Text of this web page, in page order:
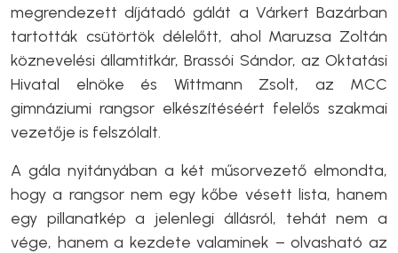
megrendezett díjátadó gálát a Várkert Bazárban
tartották csütörtök délelőtt, ahol Maruzsa Zoltán
köznevelési államtitkár, Brassói Sándor, az Oktatási
Hivatal elnöke és Wittmann Zsolt, az MCC
gimnáziumi rangsor elkészítéséért felelős szakmai
vezetője is felszólalt.
A gála nyitányában a két műsorvezető elmondta,
hogy a rangsor nem egy kőbe vésett lista, hanem
egy pillanatkép a jelenlegi állásról, tehát nem a
vége, hanem a kezdete valaminek – olvasható az